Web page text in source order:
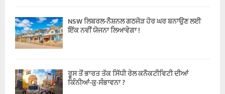
NSW ਲਿਬਰਲ-ਨੈਸ਼ਨਲ ਗਠਜੋੜ ਹੋਰ ਘਰ ਬਨਾਉਣ ਲਈ
ਇੱਕ ਨਵੀਂ ਯੋਜਨਾ ਲਿਆਵੇਗਾ !
ਰੂਸ ਤੋਂ ਭਾਰਤ ਤੱਕ ਸਿੱਧੀ ਰੇਲ ਕਨੈਕਟੀਵਿਟੀ ਦੀਆਂ
ਕਿੰਨੀਆਂ-ਕੁ-ਸੰਭਾਵਨਾ ?